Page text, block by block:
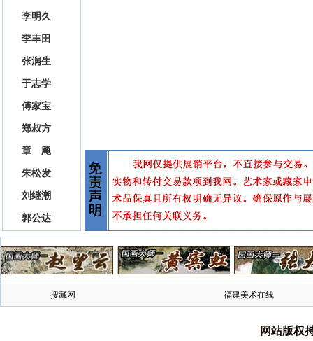
李明久
李丰田
张润生
于志学
傅家宝
郑叔方
章 飚
朱松发
刘继潮
郭公达
搜藏网 福建美术在线
网站版权